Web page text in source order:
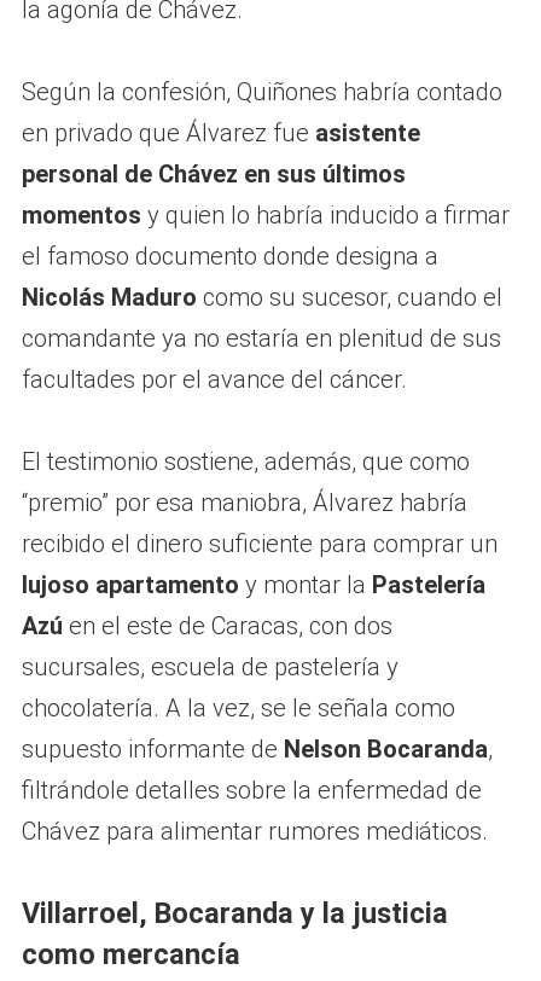
la agonía de Chávez.
Según la confesión, Quiñones habría contado
en privado que Álvarez fue asistente
personal de Chávez en sus últimos
momentos y quien lo habría inducido a firmar
el famoso documento donde designa a
Nicolás Maduro como su sucesor, cuando el
comandante ya no estaría en plenitud de sus
facultades por el avance del cáncer.
El testimonio sostiene, además, que como
“premio” por esa maniobra, Álvarez habría
recibido el dinero suficiente para comprar un
lujoso apartamento y montar la Pastelería
Azú en el este de Caracas, con dos
sucursales, escuela de pastelería y
chocolatería. A la vez, se le señala como
supuesto informante de Nelson Bocaranda,
filtrándole detalles sobre la enfermedad de
Chávez para alimentar rumores mediáticos.
Villarroel, Bocaranda y la justicia
como mercancía